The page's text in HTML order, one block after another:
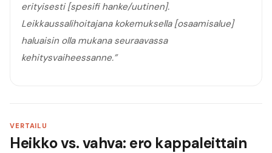
erityisesti [spesifi hanke/uutinen].
Leikkaussalihoitajana kokemuksella [osaamisalue]
haluaisin olla mukana seuraavassa
kehitysvaiheessanne.”
VERTAILU
Heikko vs. vahva: ero kappaleittain